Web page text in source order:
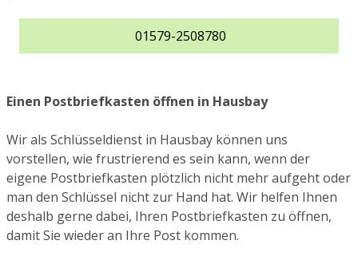
01579-2508780
Einen Postbriefkasten öffnen in Hausbay
Wir als Schlüsseldienst in Hausbay können uns
vorstellen, wie frustrierend es sein kann, wenn der
eigene Postbriefkasten plötzlich nicht mehr aufgeht oder
man den Schlüssel nicht zur Hand hat. Wir helfen Ihnen
deshalb gerne dabei, Ihren Postbriefkasten zu öffnen,
damit Sie wieder an Ihre Post kommen.